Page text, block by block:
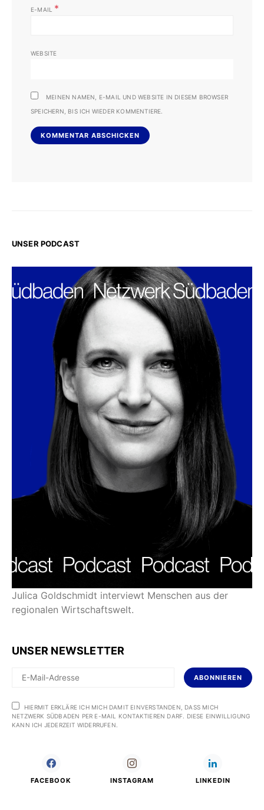
E-MAIL *
WEBSITE
MEINEN NAMEN, E-MAIL UND WEBSITE IN DIESEM BROWSER
SPEICHERN, BIS ICH WIEDER KOMMENTIERE.
UNSER PODCAST
Julica Goldschmidt interviewt Menschen aus der
regionalen Wirtschaftswelt.
UNSER NEWSLETTER
ABONNIEREN
HIERMIT ERKLÄRE ICH MICH DAMIT EINVERSTANDEN, DASS MICH
NETZWERK SÜDBADEN PER E-MAIL KONTAKTIEREN DARF. DIESE EINWILLIGUNG
KANN ICH JEDERZEIT WIDERRUFEN.
FACEBOOK INSTAGRAM LINKEDIN